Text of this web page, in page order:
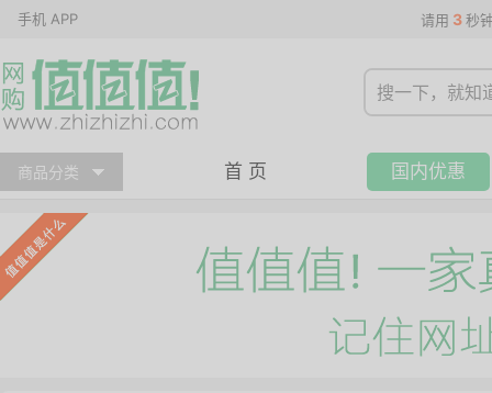
手机 APP 请用 3 秒
商品分类 首 页 国内优惠